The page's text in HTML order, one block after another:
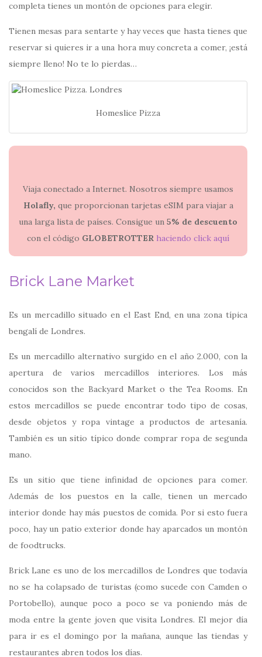
completa tienes un montón de opciones para elegir.
Tienen mesas para sentarte y hay veces que hasta tienes que
reservar si quieres ir a una hora muy concreta a comer, ¡está
siempre lleno! No te lo pierdas…
Homeslice Pizza
Viaja conectado a Internet. Nosotros siempre usamos
Holafly, que proporcionan tarjetas eSIM para viajar a
una larga lista de países. Consigue un 5% de descuento
con el código GLOBETROTTER haciendo click aquí
Brick Lane Market
Es un mercadillo situado en el East End, en una zona típica
bengalí de Londres.
Es un mercadillo alternativo surgido en el año 2.000, con la
apertura de varios mercadillos interiores. Los más
conocidos son the Backyard Market o the Tea Rooms. En
estos mercadillos se puede encontrar todo tipo de cosas,
desde objetos y ropa vintage a productos de artesanía.
También es un sitio típico donde comprar ropa de segunda
mano.
Es un sitio que tiene infinidad de opciones para comer.
Además de los puestos en la calle, tienen un mercado
interior donde hay más puestos de comida. Por si esto fuera
poco, hay un patio exterior donde hay aparcados un montón
de foodtrucks.
Brick Lane es uno de los mercadillos de Londres que todavía
no se ha colapsado de turistas (como sucede con Camden o
Portobello), aunque poco a poco se va poniendo más de
moda entre la gente joven que visita Londres. El mejor día
para ir es el domingo por la mañana, aunque las tiendas y
restaurantes abren todos los días.